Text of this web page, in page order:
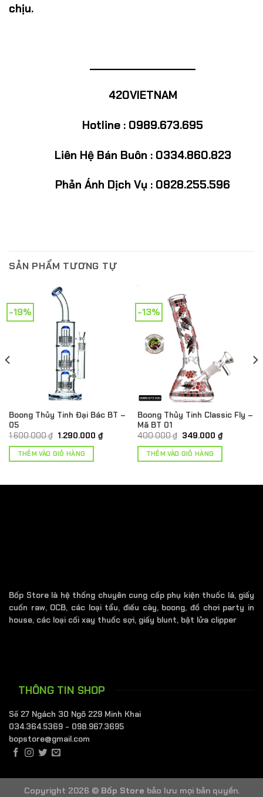
chịu.
____________________
420VIETNAM
Hotline : 0989.673.695
Liên Hệ Bán Buôn : 0334.860.823
Phản Ánh Dịch Vụ : 0828.255.596
SẢN PHẨM TƯƠNG TỰ
-19%
Boong Thủy Tinh Đại Bác BT –
05
1.600.000₫ Giá
là:
1.600.000 ₫.
1.290.000 ₫Giá
hiện
THÊM VÀO GIỎ HÀNG
-13%
Boong Thủy Tinh Classic Fly –
Mã BT 01
400.000₫ Giá
là:
400.000 ₫.
349.000 ₫Giá
hiện
THÊM VÀO GIỎ HÀNG
Bốp Store là hệ thống chuyên cung cấp phụ kiện thuốc lá, giấy
cuốn raw, OCB, các loại tẩu, điếu cày, boong, đồ chơi party in
house, các loại cối xay thuốc sợi, giấy blunt, bật lửa clipper
THÔNG TIN SHOP
Số 27 Ngách 30 Ngõ 229 Minh Khai
034.364.5369 - 098.967.3695
bopstore@gmail.com
Copyright 2026 © Bốp Store bảo lưu mọi bản quyền.